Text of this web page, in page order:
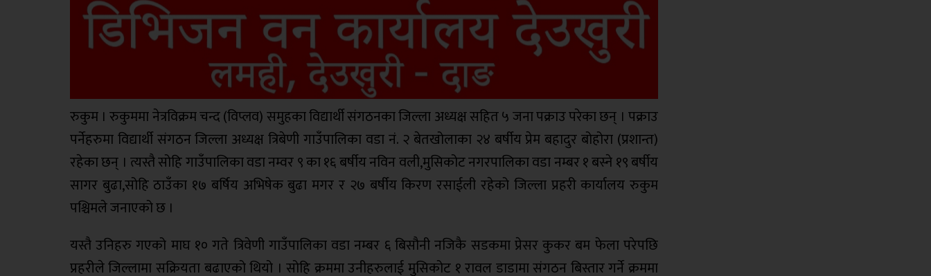
रुकुम । रुकुममा नेत्रविक्रम चन्द (विप्लव) समुहका विद्यार्थी संगठनका जिल्ला अध्यक्ष सहित ५ जना पक्राउ परेका छन् । पक्राउ
पर्नेहरुमा विद्यार्थी संगठन जिल्ला अध्यक्ष त्रिबेणी गाउँपालिका वडा नं. २ बेतखोलाका २४ बर्षीय प्रेम बहादुर बोहोरा (प्रशान्त)
रहेका छन् । त्यस्तै सोहि गाउँपालिका वडा नम्वर ९ का १६ बर्षीय नविन वली,मुसिकोट नगरपालिका वडा नम्बर १ बस्ने १९ बर्षीय
सागर बुढा,सोहि ठाउँका १७ बर्षिय अभिषेक बुढा मगर र २७ बर्षीय किरण रसाईली रहेको जिल्ला प्रहरी कार्यालय रुकुम
पश्चिमले जनाएको छ ।
यस्तै उनिहरु गएको माघ १० गते त्रिवेणी गाउँपालिका वडा नम्बर ६ बिसौनी नजिकै सडकमा प्रेसर कुकर बम फेला परेपछि
प्रहरीले जिल्लामा सक्रियता बढाएको थियो । सोहि क्रममा उनीहरुलाई मुसिकोट १ रावल डाडामा संगठन बिस्तार गर्ने क्रममा